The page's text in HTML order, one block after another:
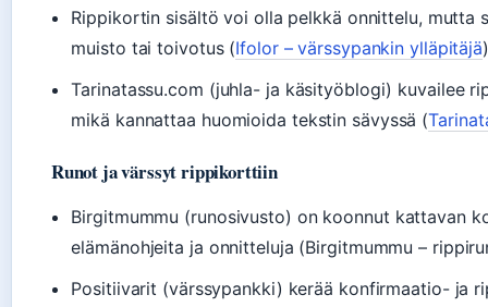
Rippikortin sisältö voi olla pelkkä onnittelu, mutta
muisto tai toivotus (Ifolor – värssypankin ylläpitäjä
Tarinatassu.com (juhla- ja käsityöblogi) kuvailee
mikä kannattaa huomioida tekstin sävyssä (
Runot ja värssyt rippikorttiin
Birgitmummu (runosivusto) on koonnut kattavan
elämänohjeita ja onnitteluja (Birgitmummu –
Positiivarit (värssypankki) kerää konfirmaatio- ja